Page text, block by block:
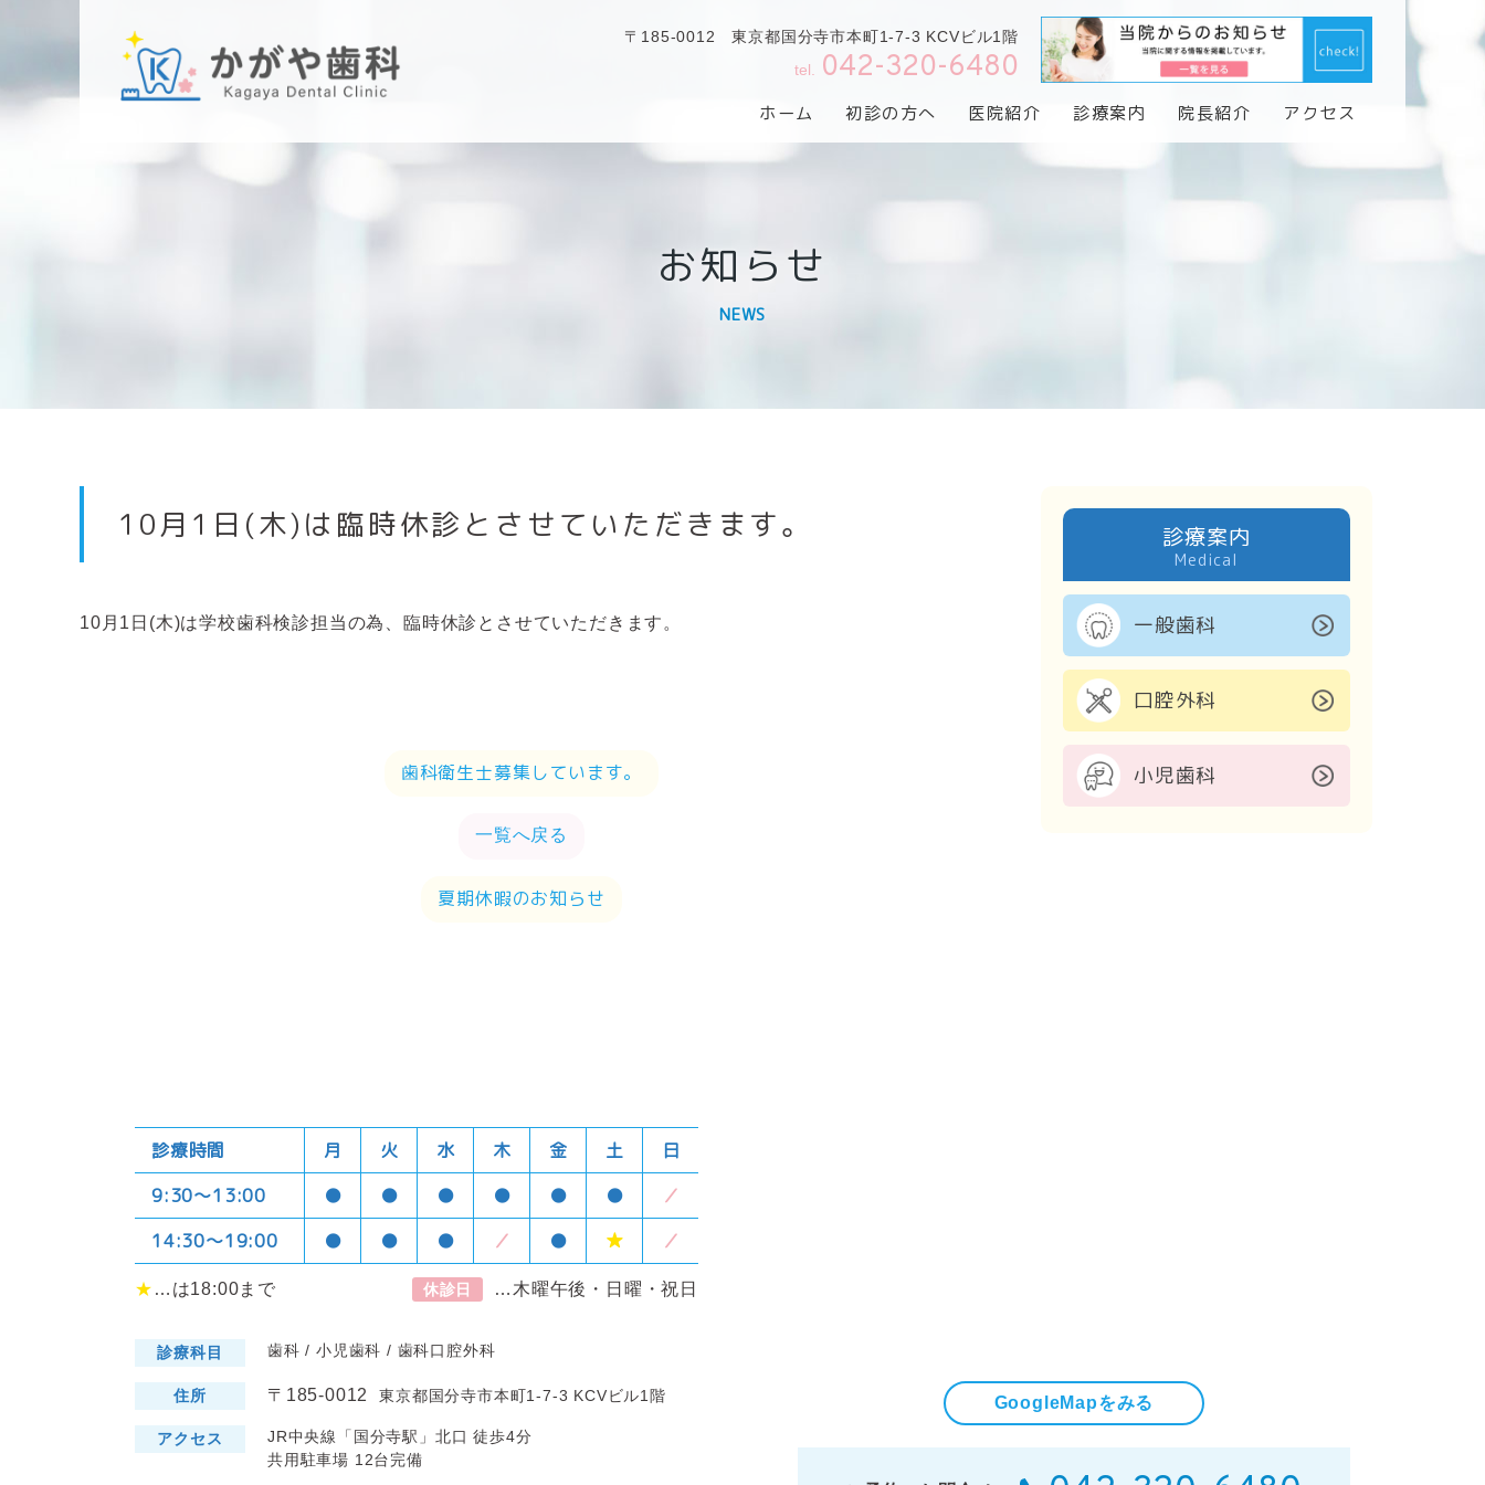
〒185-0012 東京都国分寺市本町1-7-3 KCVビル1階
tel. 042-320-6480
ホーム 初診の方へ 医院紹介 診療案内 院長紹介 アクセス
お知らせ
NEWS
10月1日(木)は臨時休診とさせていただきます。
10月1日(木)は学校歯科検診担当の為、臨時休診とさせていただきます。
歯科衛生士募集しています。
一覧へ戻る
夏期休暇のお知らせ
診療案内
一般歯科
口腔外科
小児歯科
診療時間 月 火 水 木 金 土
日
9:30〜13:00
● ● ● ● ● ●
／
14:30〜19:00
● ● ● ／ ● ★ ／
★ …は18:00まで 休診日 …木曜午後・日曜・祝日
診療科目 歯科 / 小児歯科 / 歯科口腔外科
住所 〒185-0012 東京都国分寺市本町1-7-3 KCVビル1階
アクセス
JR中央線「国分寺駅」北口 徒歩4分
共用駐車場 12台完備
GoogleMapをみる